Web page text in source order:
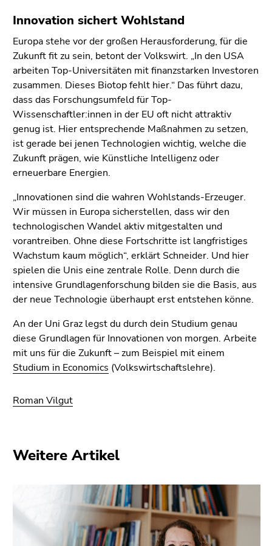
Innovation sichert Wohlstand
Europa stehe vor der großen Herausforderung, für die
Zukunft fit zu sein, betont der Volkswirt. „In den USA
arbeiten Top-Universitäten mit finanzstarken Investoren
zusammen. Dieses Biotop fehlt hier.“ Das führt dazu,
dass das Forschungsumfeld für Top-
Wissenschaftler:innen in der EU oft nicht attraktiv
genug ist. Hier entsprechende Maßnahmen zu setzen,
ist gerade bei jenen Technologien wichtig, welche die
Zukunft prägen, wie Künstliche Intelligenz oder
erneuerbare Energien.
„Innovationen sind die wahren Wohlstands-Erzeuger.
Wir müssen in Europa sicherstellen, dass wir den
technologischen Wandel aktiv mitgestalten und
vorantreiben. Ohne diese Fortschritte ist langfristiges
Wachstum kaum möglich“, erklärt Schneider. Und hier
spielen die Unis eine zentrale Rolle. Denn durch die
intensive Grundlagenforschung bilden sie die Basis, aus
der neue Technologie überhaupt erst entstehen könne.
An der Uni Graz legst du durch dein Studium genau
diese Grundlagen für Innovationen von morgen. Arbeite
mit uns für die Zukunft – zum Beispiel mit einem
Studium in Economics (Volkswirtschaftslehre).
Roman Vilgut
Weitere Artikel